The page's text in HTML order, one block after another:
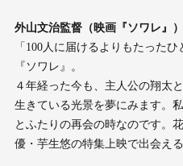
外山文治監督（映画『ソワレ』）
「100人に届けるよりもたった
『ソワレ』。
４年経った今も、主人公の翔太
生きている光景を夢にみます。
とふたりの再会の時なのです。
優・芋生悠の特集上映で出会え